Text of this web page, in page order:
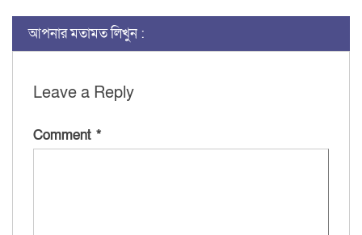
আপনার মতামত লিখুন :
Leave a Reply
Comment *